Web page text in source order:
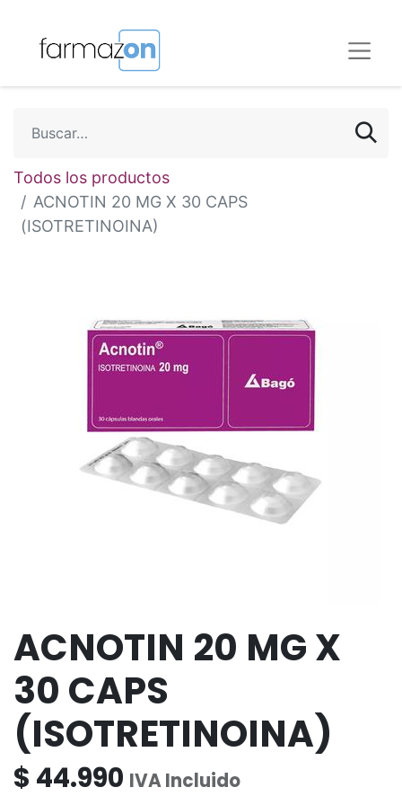
Todos los productos
ACNOTIN 20 MG X 30 CAPS
(ISOTRETINOINA)
ACNOTIN 20 MG X
30 CAPS
(ISOTRETINOINA)
$ 44.990 IVA Incluido